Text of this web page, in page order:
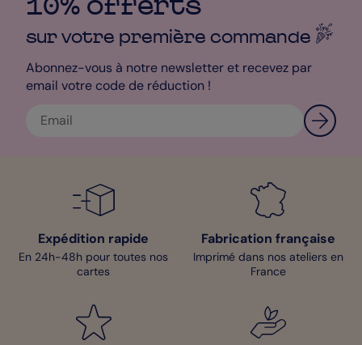
part de mariage qui vous corresponde !
sur votre première commande
Abonnez-vous à notre newsletter et recevez par
email votre code de réduction !
Expédition rapide
En 24h-48h pour toutes nos
cartes
Fabrication française
Imprimé dans nos ateliers en
France